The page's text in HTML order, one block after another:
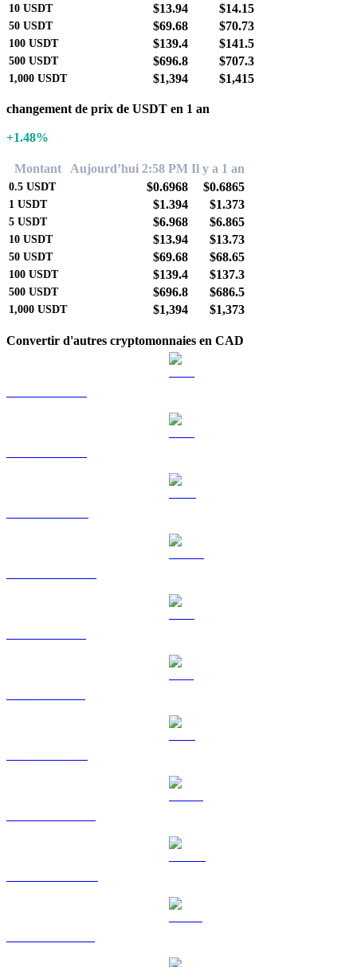
10 USDT $13.94 $14.15
50 USDT $69.68 $70.73
100 USDT $139.4 $141.5
500 USDT $696.8 $707.3
1,000 USDT $1,394 $1,415
changement de prix de USDT en 1 an
+1.48%
Montant Aujourd’hui 2:58 PM Il y a 1 an
0.5 USDT $0.6968 $0.6865
1 USDT $1.394 $1.373
5 USDT $6.968 $6.865
10 USDT $13.94 $13.73
50 USDT $69.68 $68.65
100 USDT $139.4 $137.3
500 USDT $696.8 $686.5
1,000 USDT $1,394 $1,373
Convertir d'autres cryptomonnaies en CAD